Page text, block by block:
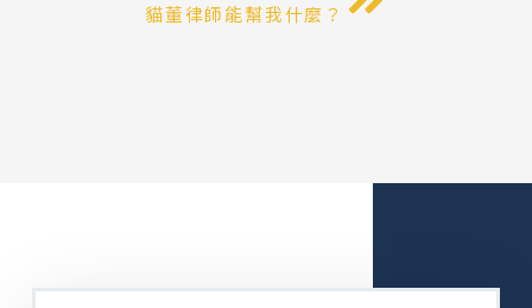
貓董律師能幫我什麼？